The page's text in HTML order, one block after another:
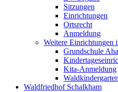
Sitzungen
Einrichtungen
Ortsrecht
Anmeldung
Weitere Einrichtungen
Grundschule
Kita-Anmeldung
Waldfriedhof Schalkham